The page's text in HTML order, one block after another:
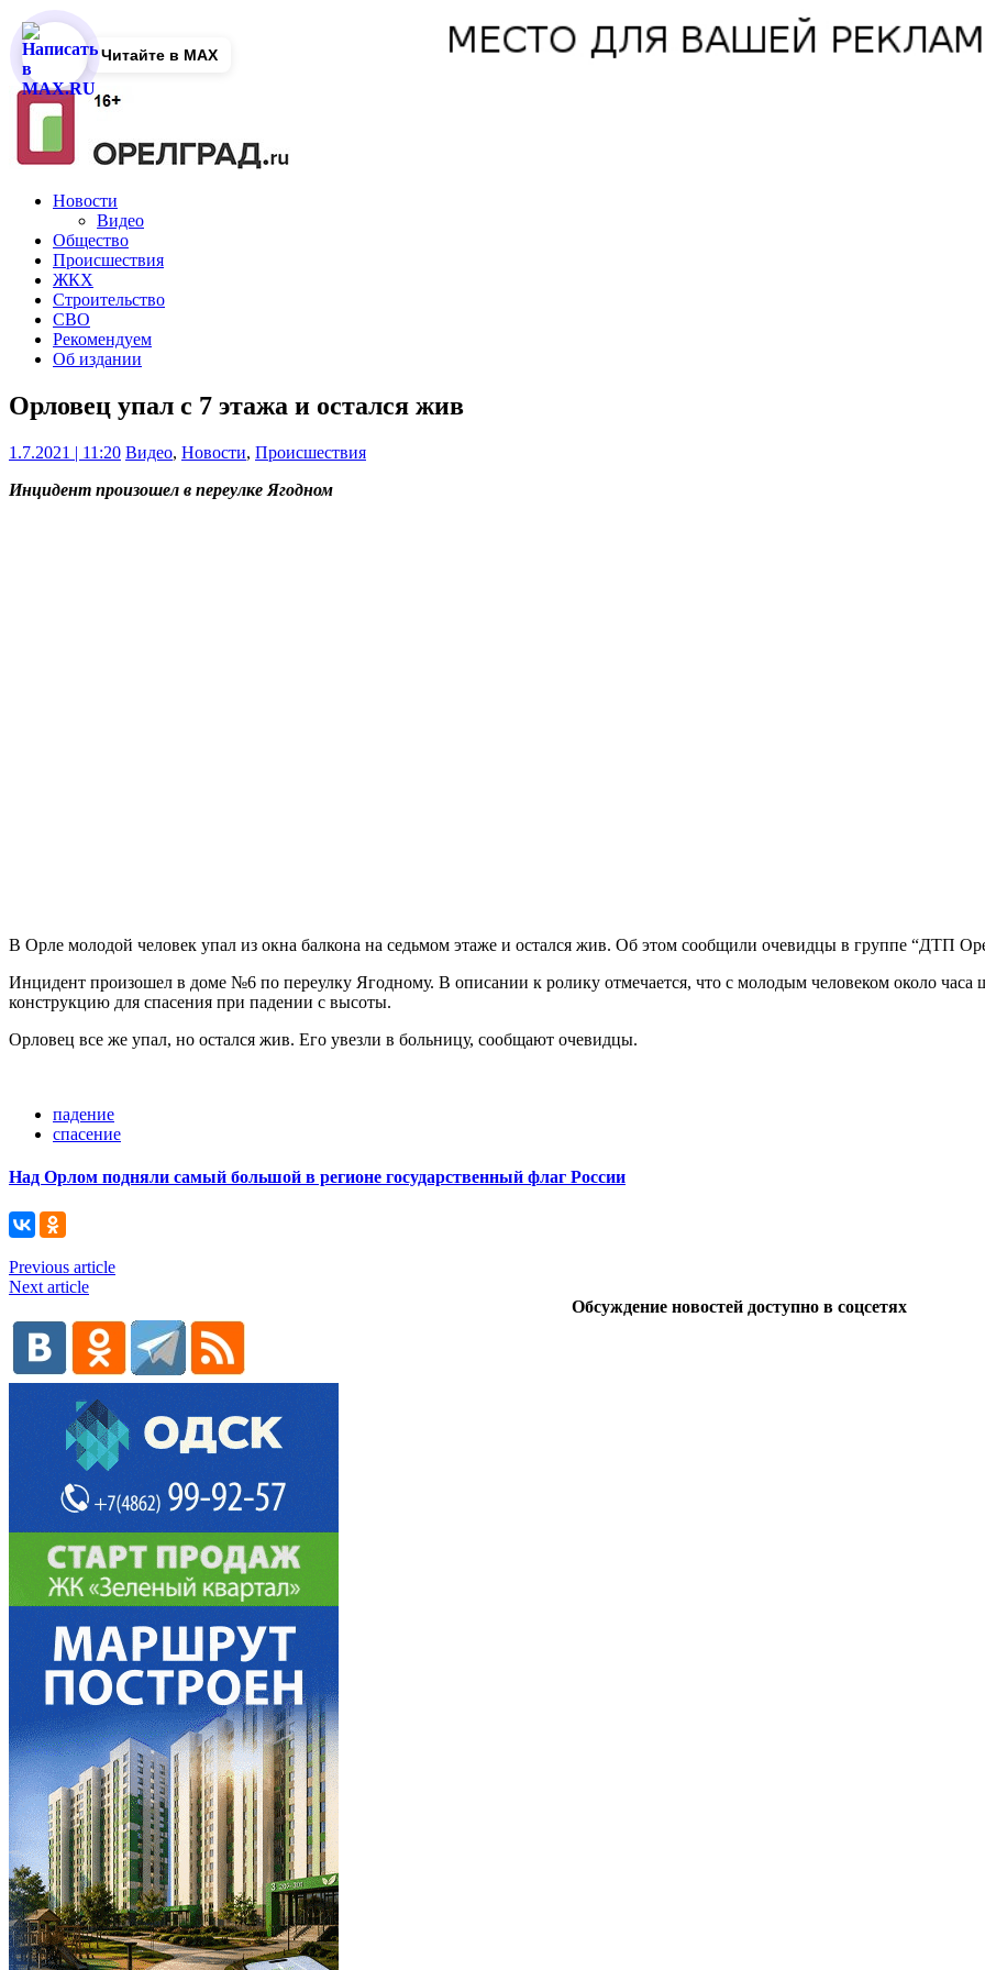
Новости
Видео
Общество
Происшествия
ЖКХ
Строительство
СВО
Рекомендуем
Об издании
Орловец упал с 7 этажа и остался жив
1.7.2021 | 11:20 Видео, Новости, Происшествия
Инцидент произошел в переулке Ягодном
В Орле молодой человек упал из окна балкона на седьмом этаже и остался жив. Об этом сообщили очевидцы в группе “ДТП
Инцидент произошел в доме №6 по переулку Ягодному. В описании к ролику отмечается, что с молодым человеком около
конструкцию для спасения при падении с высоты.
Орловец все же упал, но остался жив. Его увезли в больницу, сообщают очевидцы.
падение
спасение
Над Орлом подняли самый большой в регионе государственный флаг России
Previous article
Next article
Обсуждение новостей доступно в соцсетях
Читайте в MAX